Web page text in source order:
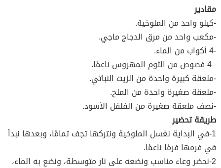
مقادير
-كيلو واحد من الملوخية.
-مكعب واحد من مرق الدجاج ماجي.
-4 أكواب من الماء.
–4 فصوص من الثوم المهروس ناعمًا.
-ملعقة كبيرة واحدة من الزيت النباتي.
-ملعقة صغيرة واحدة من الملح.
-نصف ملعقة صغيرة من الفلفل الأسود.
طريقة تحضير
1-في البداية نغسل الملوخية ونتركها تجف تمامًا، وبعدها نبدأ
في فرمها فرمًا ناعمًا.
2-نحضر وعاء مناسب ونضعه على نار متوسطة، ونضع به الماء،